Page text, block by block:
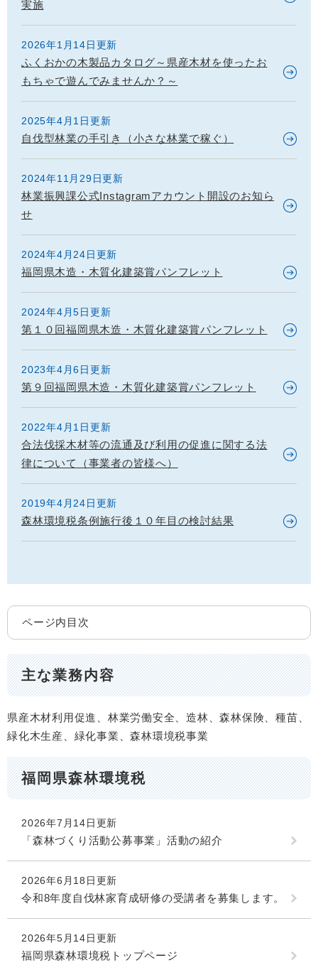
実施
2026年1月14日更新
ふくおかの木製品カタログ～県産木材を使ったお
もちゃで遊んでみませんか？～
2025年4月1日更新
自伐型林業の手引き（小さな林業で稼ぐ）
2024年11月29日更新
林業振興課公式Instagramアカウント開設のお知ら
せ
2024年4月24日更新
福岡県木造・木質化建築賞パンフレット
2024年4月5日更新
第１０回福岡県木造・木質化建築賞パンフレット
2023年4月6日更新
第９回福岡県木造・木質化建築賞パンフレット
2022年4月1日更新
合法伐採木材等の流通及び利用の促進に関する法
律について（事業者の皆様へ）
2019年4月24日更新
森林環境税条例施行後１０年目の検討結果
ページ内目次
主な業務内容
県産木材利用促進、林業労働安全、造林、森林保険、種苗、
緑化木生産、緑化事業、森林環境税事業
福岡県森林環境税
2026年7月14日更新
「森林づくり活動公募事業」活動の紹介
2026年6月18日更新
令和8年度自伐林家育成研修の受講者を募集します。
2026年5月14日更新
福岡県森林環境税トップページ